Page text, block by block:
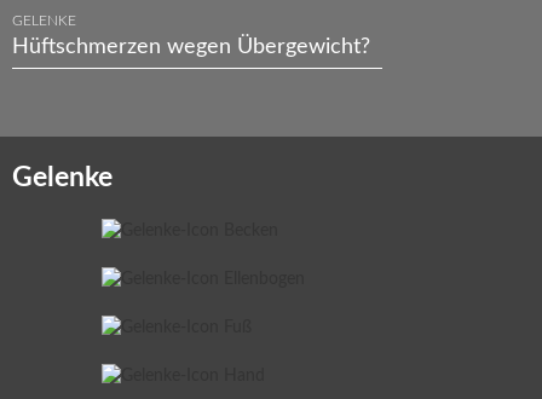
GELENKE
Hüftschmerzen wegen Übergewicht?
Gelenke